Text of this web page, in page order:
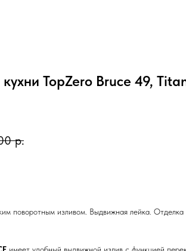
TopZero Bruce 49,
р.
поворотным изливом. Выдвижная лейка. Отделка